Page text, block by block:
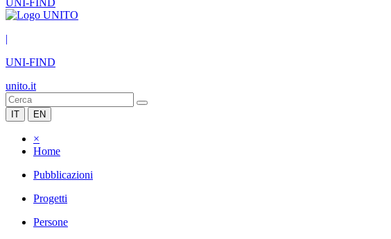
UNI-FIND
|
UNI-FIND
unito.it
IT EN
×
Home
Pubblicazioni
Progetti
Persone